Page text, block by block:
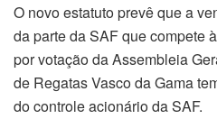
O novo estatuto prevê que a
da parte da SAF que compete
por votação da Assembleia
de Regatas Vasco da Gama
do controle acionário da SAF.